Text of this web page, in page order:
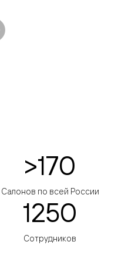
>170
Салонов по всей России
1250
Сотрудников